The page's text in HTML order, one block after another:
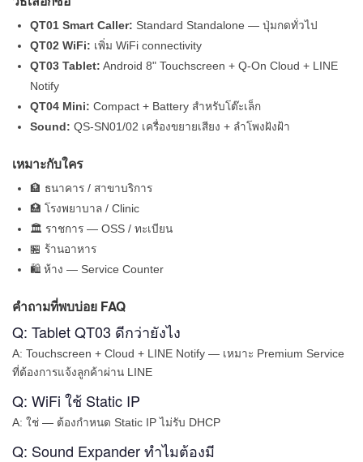
QT01 Smart Caller: Standard Standalone — ปุ่มกดทั่วไป
QT02 WiFi: เพิ่ม WiFi connectivity
QT03 Tablet: Android 8" Touchscreen + Q-On Cloud + LINE
Notify
QT04 Mini: Compact + Battery สำหรับโต๊ะเล็ก
Sound: QS-SN01/02 เครื่องขยายเสียง + ลำโพงฝังฝ้า
เหมาะกับใคร
🏦 ธนาคาร / สาขาบริการ
🏥 โรงพยาบาล / Clinic
🏛 ราชการ — OSS / ทะเบียน
🏪 ร้านอาหาร
🛍 ห้าง — Service Counter
คำถามที่พบบ่อย FAQ
Q: Tablet QT03 ดีกว่ายังไง
A: Touchscreen + Cloud + LINE Notify — เหมาะ Premium Service
ที่ต้องการแจ้งลูกค้าผ่าน LINE
Q: WiFi ใช้ Static IP
A: ใช่ — ต้องกำหนด Static IP ไม่รับ DHCP
Q: Sound Expander ทำไมต้องมี